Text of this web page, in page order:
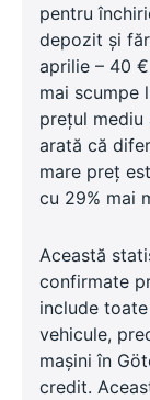
pentru
depozit și
aprilie – 40
mai scumpe
prețul mediu
arată că
mare preț
cu 29% mai
Această
confirmate
include
vehicule,
mașini în
credit.